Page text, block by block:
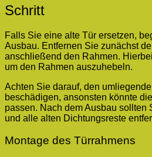
Schritt
Falls Sie eine alte Tür ersetzen,
Ausbau. Entfernen Sie zunächst
anschließend den Rahmen.
um den Rahmen auszuhebeln.
Achten Sie darauf, den
beschädigen, ansonsten könnte
passen. Nach dem Ausbau sollten
und alle alten Dichtungsreste
Montage des Türrahmens